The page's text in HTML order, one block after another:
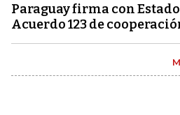
Paraguay firma con
Acuerdo 123 de